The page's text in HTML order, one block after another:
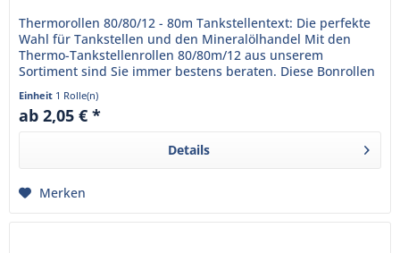
Thermorollen 80/80/12 - 80m Tankstellentext: Die perfekte
Wahl für Tankstellen und den Mineralölhandel Mit den
Thermo-Tankstellenrollen 80/80m/12 aus unserem
Sortiment sind Sie immer bestens beraten. Diese Bonrollen
sind bereits mit...
Einheit 1 Rolle(n)
ab 2,05 € *
Details
Merken